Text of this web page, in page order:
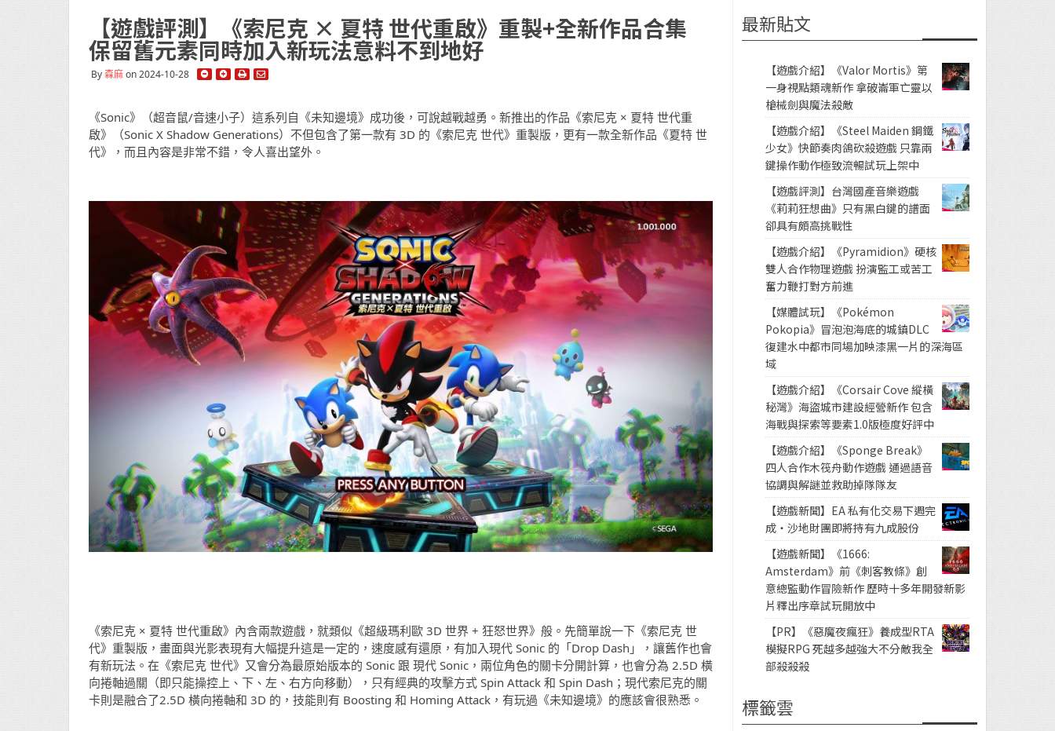
【遊戲評測】《索尼克 × 夏特 世代重啟》重製+全新作品合集
保留舊元素同時加入新玩法意料不到地好
By森麻on 2024-10-28
《Sonic》（超音鼠/音速小子）這系列自《未知邊境》成功後，可說越戰越勇。新推出的作品《索尼克 × 夏特 世代重
啟》（Sonic X Shadow Generations）不但包含了第一款有 3D 的《索尼克 世代》重製版，更有一款全新作品《夏特 世
代》，而且內容是非常不錯，令人喜出望外。
《索尼克 × 夏特 世代重啟》內含兩款遊戲，就類似《超級瑪利歐 3D 世界 + 狂怒世界》般。先簡單說一下《索尼克 世
代》重製版，畫面與光影表現有大幅提升這是一定的，速度感有還原，有加入現代 Sonic 的「Drop Dash」，讓舊作也會
有新玩法。在《索尼克 世代》又會分為最原始版本的 Sonic 跟 現代 Sonic，兩位角色的關卡分開計算，也會分為 2.5D 橫
向捲軸過關（即只能操控上、下、左、右方向移動），只有經典的攻擊方式 Spin Attack 和 Spin Dash；現代索尼克的關
卡則是融合了2.5D 橫向捲軸和 3D 的，技能則有 Boosting 和 Homing Attack，有玩過《未知邊境》的應該會很熟悉。
最新貼文
【遊戲介紹】《Valor Mortis》第
一身視點類魂新作 拿破崙軍亡靈以
槍械劍與魔法殺敵
【遊戲介紹】《Steel Maiden 鋼鐵
少女》快節奏肉鴿砍殺遊戲 只靠兩
鍵操作動作極致流暢試玩上架中
【遊戲評測】台灣國產音樂遊戲
《莉莉狂想曲》只有黑白鍵的譜面
卻具有頗高挑戰性
【遊戲介紹】《Pyramidion》硬核
雙人合作物理遊戲 扮演監工或苦工
奮力鞭打對方前進
【媒體試玩】《Pokémon
Pokopia》冒泡泡海底的城鎮DLC
復建水中都市同場加映漆黑一片的深海區
域
【遊戲介紹】《Corsair Cove 縱橫
秘灣》海盜城市建設經營新作 包含
海戰與探索等要素1.0版極度好評中
【遊戲介紹】《Sponge Break》
四人合作木筏舟動作遊戲 通過語音
協調與解謎並救助掉隊隊友
【遊戲新聞】EA 私有化交易下週完
成・沙地財團即將持有九成股份
【遊戲新聞】《1666:
Amsterdam》前《刺客教條》創
意總監動作冒險新作 歷時十多年開發新影
片釋出序章試玩開放中
【PR】《惡魔夜瘋狂》養成型RTA
模擬RPG 死越多越強大不分敵我全
部殺殺殺
標籤雲